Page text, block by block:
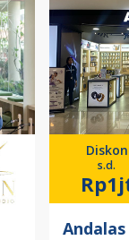
Diskon
s.d.